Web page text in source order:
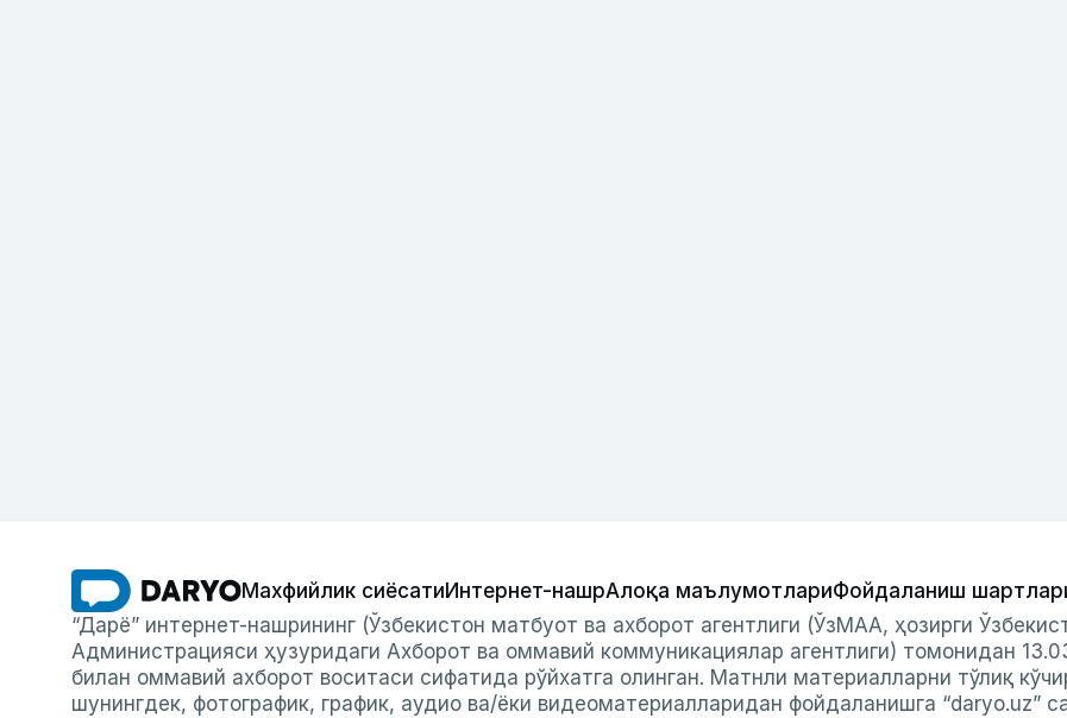
Махфийлик сиёсатиИнтернет-нашрАлоқа маълумотлариФойдаланиш
“Дарё” интернет-нашрининг (Ўзбекистон матбуот ва ахборот агентлиги (ЎзМАА, ҳозирги
Администрацияси ҳузуридаги Ахборот ва оммавий коммуникациялар агентлиги) томонидан
билан оммавий ахборот воситаси сифатида рўйхатга олинган. Матнли материалларни тўлиқ
шунингдек, фотографик, график, аудио ва/ёки видеоматериалларидан фойдаланишга “daryo.uz”